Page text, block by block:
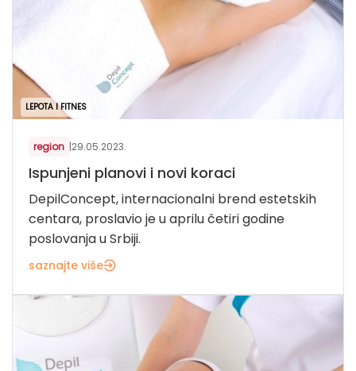
LEPOTA I FITNES
region |29.05.2023.
Ispunjeni planovi i novi koraci
DepilConcept, internacionalni brend estetskih
centara, proslavio je u aprilu četiri godine
poslovanja u Srbiji.
saznajte više